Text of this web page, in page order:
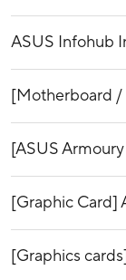
ASUS Infohub
[Motherboard /
[ASUS
[Graphic Card]
[Graphics